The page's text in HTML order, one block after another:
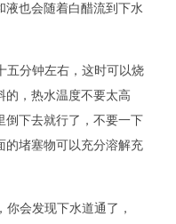
液也会随着白醋流到下水
五分钟左右，这时可以烧
的，热水温度不要太高
倒下去就行了，不要一下
的堵塞物可以充分溶解充
会发现下水道通了，